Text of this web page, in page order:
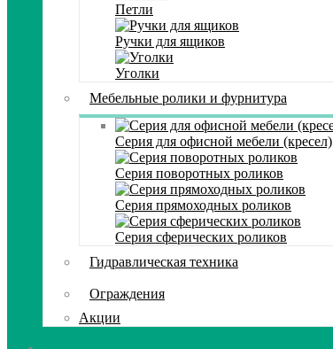
Петли
Ручки для ящиков
Уголки
Мебельные ролики и фурнитура
Серия для офисной мебели (кресел)
Серия поворотных роликов
Серия прямоходных роликов
Серия сферических роликов
Гидравлическая техника
Ограждения
Акции